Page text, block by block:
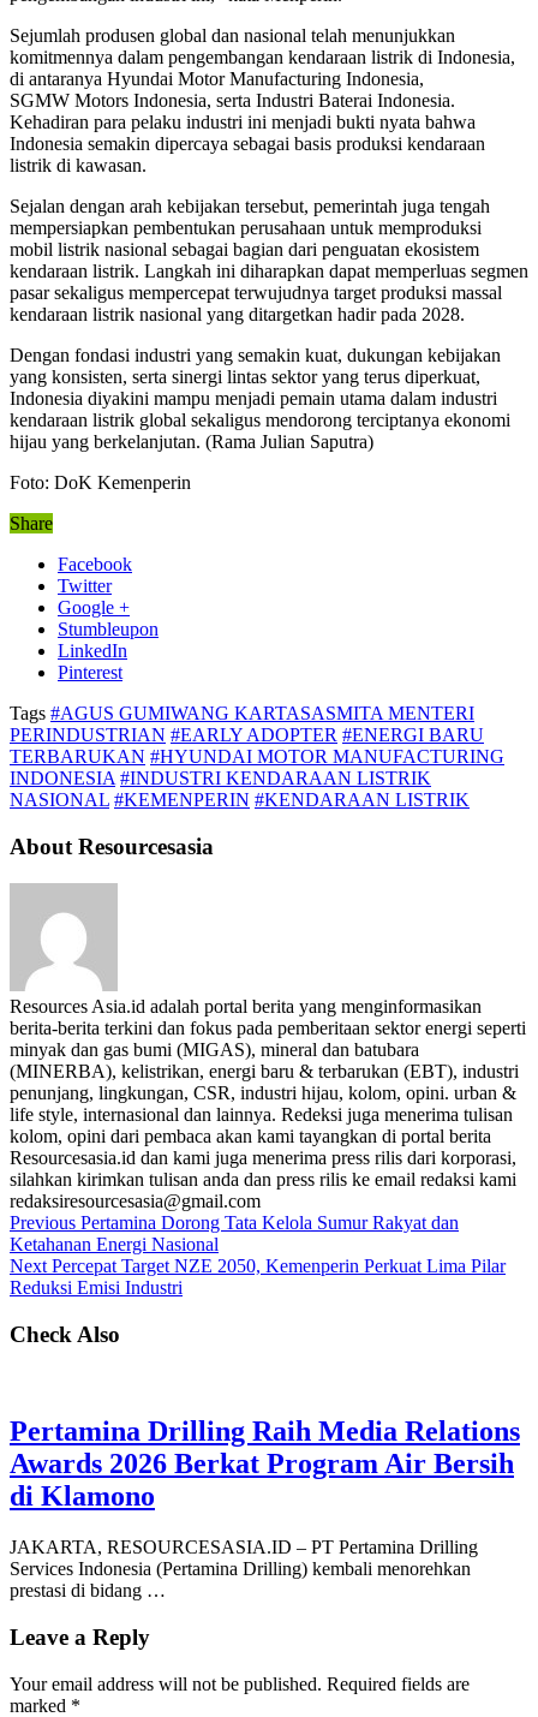
Sejumlah produsen global dan nasional telah menunjukkan
komitmennya dalam pengembangan kendaraan listrik di Indonesia,
di antaranya Hyundai Motor Manufacturing Indonesia,
SGMW Motors Indonesia, serta Industri Baterai Indonesia.
Kehadiran para pelaku industri ini menjadi bukti nyata bahwa
Indonesia semakin dipercaya sebagai basis produksi kendaraan
listrik di kawasan.
Sejalan dengan arah kebijakan tersebut, pemerintah juga tengah
mempersiapkan pembentukan perusahaan untuk memproduksi
mobil listrik nasional sebagai bagian dari penguatan ekosistem
kendaraan listrik. Langkah ini diharapkan dapat memperluas segmen
pasar sekaligus mempercepat terwujudnya target produksi massal
kendaraan listrik nasional yang ditargetkan hadir pada 2028.
Dengan fondasi industri yang semakin kuat, dukungan kebijakan
yang konsisten, serta sinergi lintas sektor yang terus diperkuat,
Indonesia diyakini mampu menjadi pemain utama dalam industri
kendaraan listrik global sekaligus mendorong terciptanya ekonomi
hijau yang berkelanjutan. (Rama Julian Saputra)
Foto: DoK Kemenperin
Share
Facebook
Twitter
Google +
Stumbleupon
LinkedIn
Pinterest
Tags #AGUS GUMIWANG KARTASASMITA MENTERI
PERINDUSTRIAN #EARLY ADOPTER #ENERGI BARU
TERBARUKAN #HYUNDAI MOTOR MANUFACTURING
INDONESIA #INDUSTRI KENDARAAN LISTRIK
NASIONAL #KEMENPERIN #KENDARAAN LISTRIK
About Resourcesasia
Resources Asia.id adalah portal berita yang menginformasikan
berita-berita terkini dan fokus pada pemberitaan sektor energi seperti
minyak dan gas bumi (MIGAS), mineral dan batubara
(MINERBA), kelistrikan, energi baru & terbarukan (EBT), industri
penunjang, lingkungan, CSR, industri hijau, kolom, opini. urban &
life style, internasional dan lainnya. Redeksi juga menerima tulisan
kolom, opini dari pembaca akan kami tayangkan di portal berita
Resourcesasia.id dan kami juga menerima press rilis dari korporasi,
silahkan kirimkan tulisan anda dan press rilis ke email redaksi kami
redaksiresourcesasia@gmail.com
Previous Pertamina Dorong Tata Kelola Sumur Rakyat dan
Ketahanan Energi Nasional
Next Percepat Target NZE 2050, Kemenperin Perkuat Lima Pilar
Reduksi Emisi Industri
Check Also
Pertamina Drilling Raih Media Relations
Awards 2026 Berkat Program Air Bersih
di Klamono
JAKARTA, RESOURCESASIA.ID – PT Pertamina Drilling
Services Indonesia (Pertamina Drilling) kembali menorehkan
prestasi di bidang …
Leave a Reply
Your email address will not be published. Required fields are
marked *